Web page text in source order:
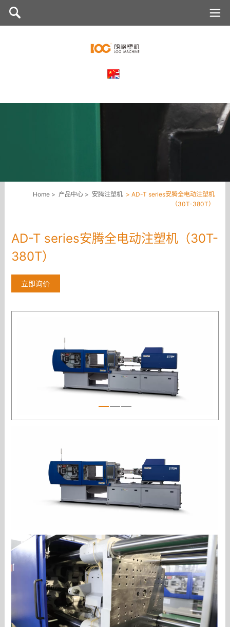
AD-
安
注
机
（30T-
380T）
安
Home > 产品中心 > 安腾注塑机 > AD-T series安腾全电动注塑机
（30T-380T）
AD-T series安腾全电动注塑机（30T-
380T）
立即询价